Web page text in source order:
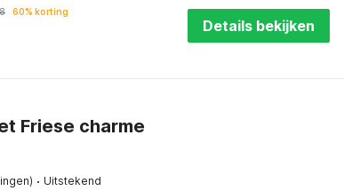
60% korting
Details bekijken
Friese charme
· Uitstekend